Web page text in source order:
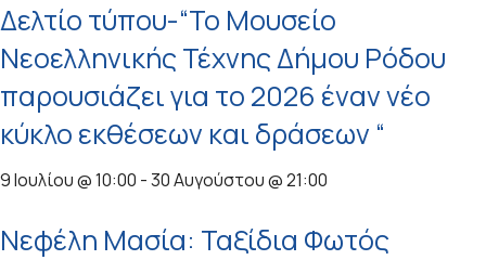
Δελτίο τύπου-“Το Μουσείο
Νεοελληνικής Τέχνης Δήμου Ρόδου
παρουσιάζει για το 2026 έναν νέο
κύκλο εκθέσεων και δράσεων “
9 Ιουλίου @ 10:00 -30 Αυγούστου @ 21:00
Νεφέλη Μασία: Ταξίδια Φωτός